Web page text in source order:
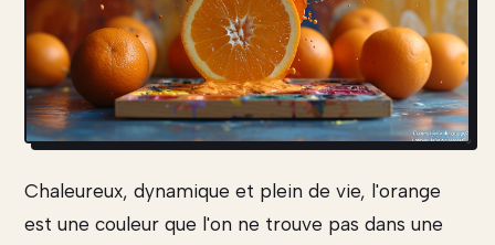
Chaleureux, dynamique et plein de vie, l'orange
est une couleur que l'on ne trouve pas dans une